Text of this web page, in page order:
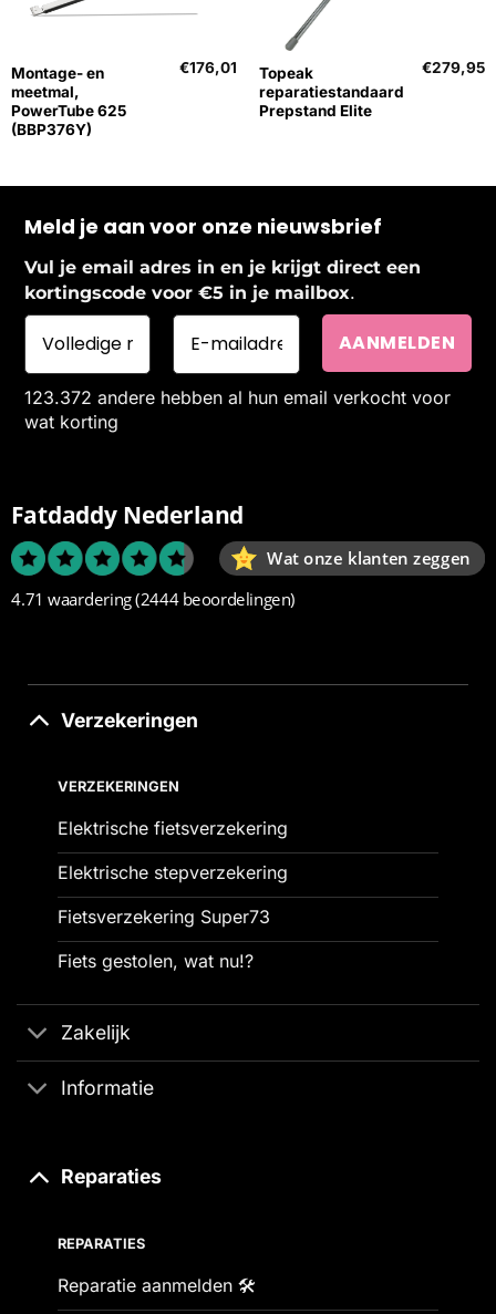
Montage- en
meetmal,
PowerTube 625
(BBP376Y)
€176,01
Topeak
reparatiestandaard
Prepstand Elite
€279,95
Meld je aan voor onze nieuwsbrief
Vul je email adres in en je krijgt direct een
kortingscode voor €5 in je mailbox.
123.372 andere hebben al hun email verkocht voor
wat korting
Fatdaddy Nederland
Wat onze klanten zeggen
4.71 waardering(2444 beoordelingen)
Verzekeringen
VERZEKERINGEN
Elektrische fietsverzekering
Elektrische stepverzekering
Fietsverzekering Super73
Fiets gestolen, wat nu!?
Zakelijk
Informatie
Reparaties
REPARATIES
Reparatie aanmelden 🛠️